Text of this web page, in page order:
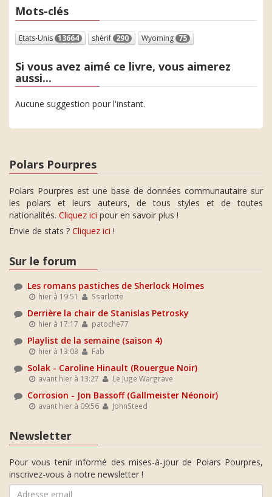
Mots-clés
Etats-Unis 13664 shérif 290 Wyoming 75
Si vous avez aimé ce livre, vous aimerez
aussi...
Aucune suggestion pour l'instant.
Polars Pourpres
Polars Pourpres est une base de données communautaire sur
les polars et leurs auteurs, de tous styles et de toutes
nationalités. Cliquez ici pour en savoir plus !
Envie de stats ? Cliquez ici !
Sur le forum
Les romans pastiches de Sherlock Holmes
hier à 19:51 Ssarlotte
Derrière la chair de Stanislas Petrosky
hier à 17:17 patoche77
Playlist de la semaine (saison 4)
hier à 13:03 Fab
Solak - Caroline Hinault (Rouergue Noir)
avant hier à 13:27 Le Juge Wargrave
Corrosion - Jon Bassoff (Gallmeister Néonoir)
avant hier à 09:56 JohnSteed
Newsletter
Pour vous tenir informé des mises-à-jour de Polars Pourpres,
inscrivez-vous à notre newsletter !